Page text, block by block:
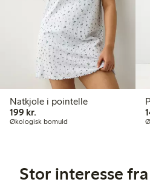
Natkjole i pointelle
199 kr.
Økologisk bomuld
Stor interesse